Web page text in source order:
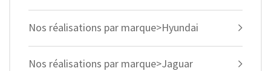
Nos réalisations par marque>Hyundai
Nos réalisations par marque>Jaguar